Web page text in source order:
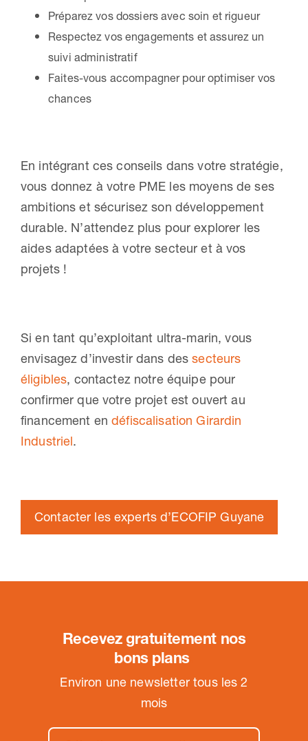
Préparez vos dossiers avec soin et rigueur
Respectez vos engagements et assurez un
suivi administratif
Faites-vous accompagner pour optimiser vos
chances
En intégrant ces conseils dans votre stratégie,
vous donnez à votre PME les moyens de ses
ambitions et sécurisez son développement
durable. N’attendez plus pour explorer les
aides adaptées à votre secteur et à vos
projets !
Si en tant qu’exploitant ultra-marin, vous
envisagez d’investir dans dessecteurs
éligibles, contactez notre équipe pour
confirmer que votre projet est ouvert au
financement en défiscalisation Girardin
Industriel.
Contacter les experts d’ECOFIP Guyane
Recevez gratuitement nos
bons plans
Environ une newsletter tous les 2
mois